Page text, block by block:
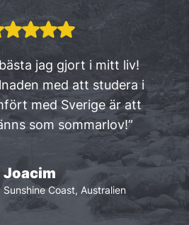
jag gjort i mitt liv!
med att studera i
med Sverige är att
som sommarlov!”
Joacim
Sunshine Coast, Australien